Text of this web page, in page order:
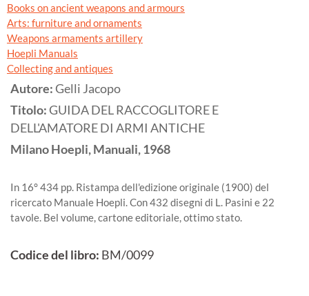
Books on ancient weapons and armours
Arts: furniture and ornaments
Weapons armaments artillery
Hoepli Manuals
Collecting and antiques
Autore:Gelli Jacopo
Titolo:GUIDA DEL RACCOGLITORE E
DELL'AMATORE DI ARMI ANTICHE
MilanoHoepli, Manuali,1968
In 16° 434 pp. Ristampa dell'edizione originale (1900) del
ricercato Manuale Hoepli. Con 432 disegni di L. Pasini e 22
tavole. Bel volume, cartone editoriale, ottimo stato.
Codice del libro: BM/0099